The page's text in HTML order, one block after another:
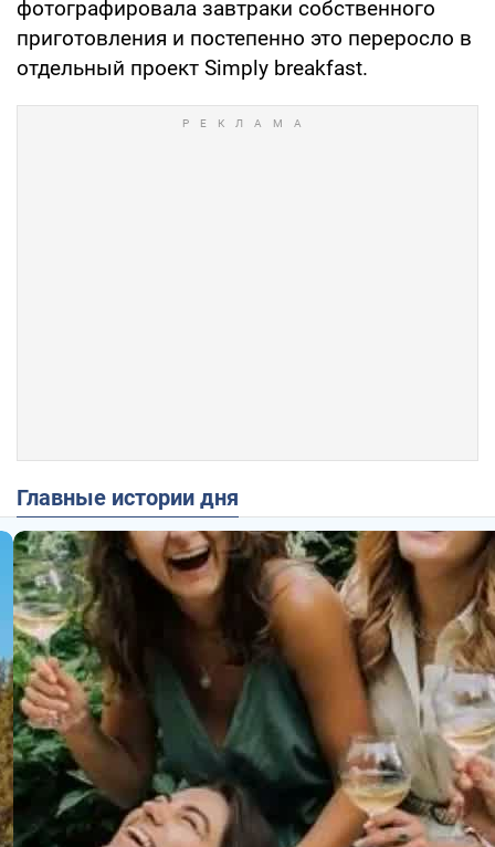
фотографировала завтраки собственного
приготовления и постепенно это переросло в
отдельный проект Simply breakfast.
Главные истории дня